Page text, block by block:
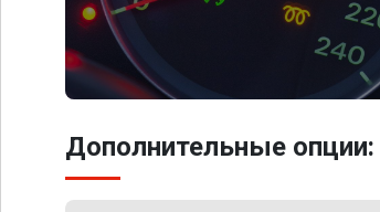
Дополнительные опции: